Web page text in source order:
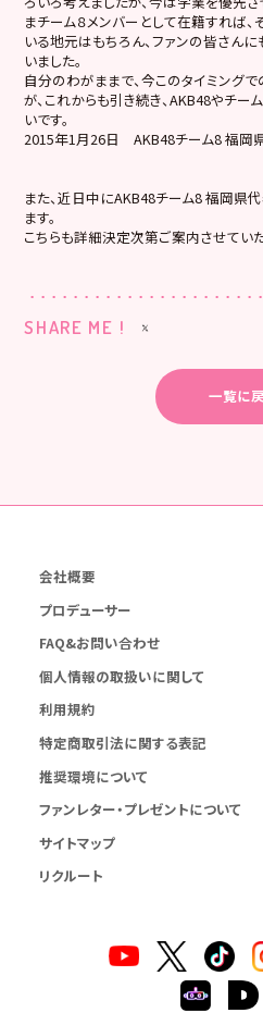
まチーム８メンバーとして在籍すれば
いる地元はもちろん、ファンの皆さん
いました。
自分のわがままで、今このタイミング
が、これからも引き続き、AKB48やチ
いです。
2015年1月26日 AKB48チーム8 福岡
また、近日中にAKB48チーム8 福岡県
ます。
こちらも詳細決定次第ご案内させていた
SHARE ME !
一覧に
会社概要
プロデューサー
FAQ&お問い合わせ
個人情報の取扱いに関して
利用規約
特定商取引法に関する表記
推奨環境について
ファンレター・プレゼントについて
サイトマップ
リクルート